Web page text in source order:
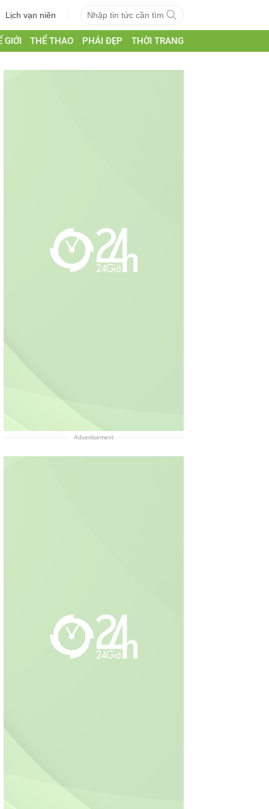
Lịch vạn niên
GIỚI THỂ THAO PHÁI ĐẸP THỜI TRANG
Advertisement